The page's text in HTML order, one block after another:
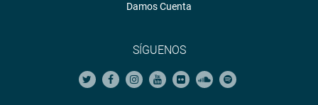
Damos Cuenta
SÍGUENOS